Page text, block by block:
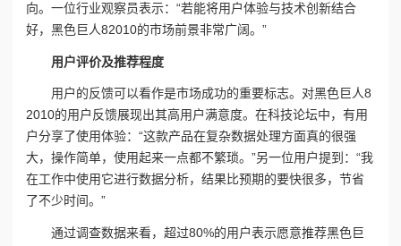
向。一位行业观察员表示：“若能将用户体验与技术创新结合
好，黑色巨人82010的市场前景非常广阔。”
用户评价及推荐程度
用户的反馈可以看作是市场成功的重要标志。对黑色巨人8
2010的用户反馈展现出其高用户满意度。在科技论坛中，有用
户分享了使用体验：“这款产品在复杂数据处理方面真的很强
大，操作简单，使用起来一点都不繁琐。”另一位用户提到：“我
在工作中使用它进行数据分析，结果比预期的要快很多，节省
了不少时间。”
通过调查数据来看，超过80%的用户表示愿意推荐黑色巨